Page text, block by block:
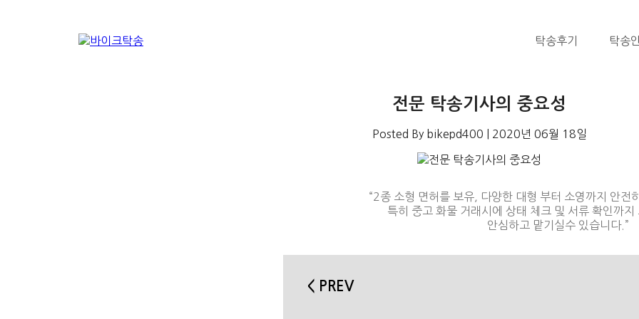
탁송후기 탁송
전문 탁송기사의 중요성
Posted By bikepd400 | 2020년 06월 18일
“2종 소형 면허를 보유, 다양한 대형 부터 소영까지 안전
특히 중고 화물 거래시에 상태 체크 및 서류 확인까지
안심하고 맡기실수 있습니다.”
< PREV